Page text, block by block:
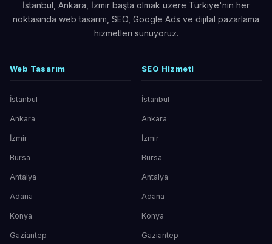
İstanbul, Ankara, İzmir başta olmak üzere Türkiye'nin her
noktasında web tasarım, SEO, Google Ads ve dijital pazarlama
hizmetleri sunuyoruz.
Web Tasarım
İstanbul
Ankara
İzmir
Bursa
Antalya
Adana
Konya
Gaziantep
SEO Hizmeti
İstanbul
Ankara
İzmir
Bursa
Antalya
Adana
Konya
Gaziantep